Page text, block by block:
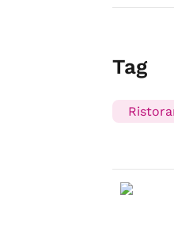
Tag